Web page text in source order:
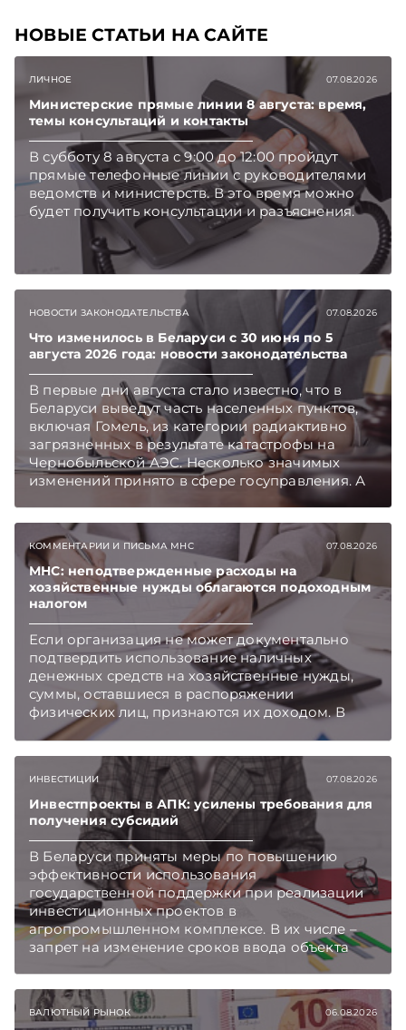
НОВЫЕ СТАТЬИ НА САЙТЕ
ЛИЧНОЕ 07.08.2026
Министерские прямые линии 8 августа: время,
темы консультаций и контакты
В субботу 8 августа с 9:00 до 12:00 пройдут
прямые телефонные линии с руководителями
ведомств и министерств. В это время можно
будет получить консультации и разъяснения.
НОВОСТИ ЗАКОНОДАТЕЛЬСТВА 07.08.2026
Что изменилось в Беларуси с 30 июня по 5
августа 2026 года: новости законодательства
В первые дни августа стало известно, что в
Беларуси выведут часть населенных пунктов,
включая Гомель, из категории радиактивно
загрязненных в результате катастрофы на
Чернобыльской АЭС. Несколько значимых
изменений принято в сфере госуправления. А
бизнесу вновь дали надежду на сокращение
который приходится изучать ежегодно.
Очередные меры по оптимизации
нормотворчества предусмотрены в
постановлении Совмина. Подписывайтесь на
Telegram‑канал и Viber. Главное об экономике
Беларуси — раньше, чем в новостях
TelegramViber
КОММЕНТАРИИ И ПИСЬМА МНС 07.08.2026
МНС: неподтвержденные расходы на
хозяйственные нужды облагаются подоходным
налогом
Если организация не может документально
подтвердить использование наличных
денежных средств на хозяйственные нужды,
суммы, оставшиеся в распоряжении
физических лиц, признаются их доходом. В
этом случае организация как налоговый агент
бюджет подоходный налог, напоминает МНС.
ИНВЕСТИЦИИ 07.08.2026
Инвестпроекты в АПК: усилены требования для
получения субсидий
В Беларуси приняты меры по повышению
эффективности использования
государственной поддержки при реализации
инвестиционных проектов в
агропромышленном комплексе. В их числе –
запрет на изменение сроков ввода объекта
инвестиций в эксплуатацию и его выхода на
Telegram‑канал и Viber. Главное об экономике
Беларуси — раньше, чем в новостях
ВАЛЮТНЫЙ РЫНОК 06.08.2026